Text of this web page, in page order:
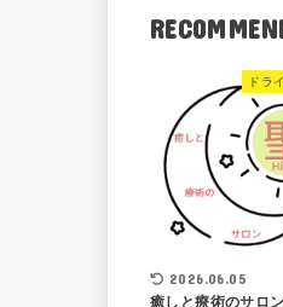
ドラ
2026.06.05
癒しと療術のサロ